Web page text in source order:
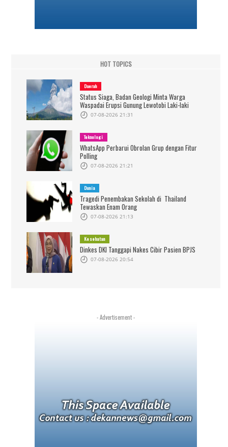
HOT TOPICS
Daerah
Status Siaga, Badan Geologi Minta Warga
Waspadai Erupsi Gunung Lewotobi Laki-laki
07-08-2026 21:31
Teknologi
WhatsApp Perbarui Obrolan Grup dengan Fitur
Polling
07-08-2026 21:21
Dunia
Tragedi Penembakan Sekolah di Thailand
Tewaskan Enam Orang
07-08-2026 21:13
Kesehatan
Dinkes DKI Tanggapi Nakes Cibir Pasien BPJS
07-08-2026 20:54
- Advertisement -